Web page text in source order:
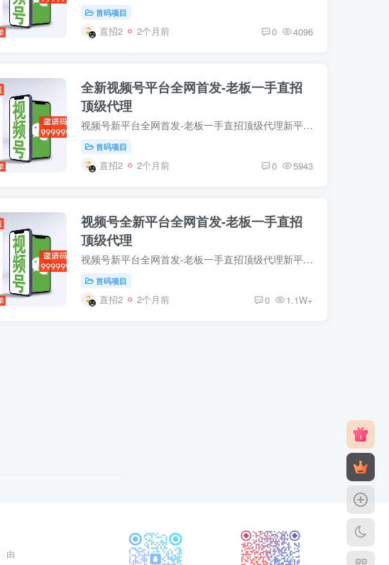
首码项目
直招2 2个月前 0 4096
全新视频号平台全网首发-老板一手直招
顶级代理
视频号新平台全网首发-老板一手直招顶级代理新平台刚开一秒-全自动脚本➕手工单，空白市场 人人都是新用户，长久绿色稳定。具体操作:1.扫码上号2.下载脚本3.设置权限 4:点击开始躺赚收钱项目收...
首码项目
直招2 2个月前 0 5943
视频号全新平台全网首发-老板一手直招
顶级代理
视频号新平台全网首发-老板一手直招顶级代理新平台刚开一秒-全自动脚本➕手工单，空白市场 人人都是新用户，长久绿色稳定。具体操作:1.扫码上号2.下载脚本3.设置权限 4:点击开始躺赚收钱项目收...
首码项目
直招2 2个月前 0 1.1W+
· 由